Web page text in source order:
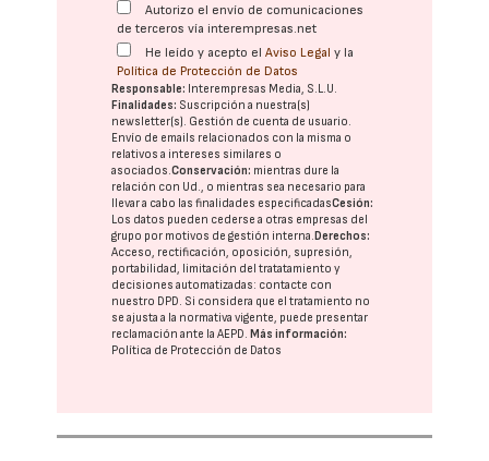
Autorizo el envío de comunicaciones
de terceros vía interempresas.net
He leído y acepto elAviso Legal y la
Política de Protección de Datos
Responsable: Interempresas Media, S.L.U.
Finalidades: Suscripción a nuestra(s)
newsletter(s). Gestión de cuenta de usuario.
Envío de emails relacionados con la misma o
relativos a intereses similares o
asociados.Conservación: mientras dure la
relación con Ud., o mientras sea necesario para
llevar a cabo las finalidades especificadasCesión:
Los datos pueden cederse a otras empresas del
grupo por motivos de gestión interna.Derechos:
Acceso, rectificación, oposición, supresión,
portabilidad, limitación del tratatamiento y
decisiones automatizadas: contacte con
nuestro DPD. Si considera que el tratamiento no
se ajusta a la normativa vigente, puede presentar
reclamación ante laAEPD.Más información:
Política de Protección de Datos